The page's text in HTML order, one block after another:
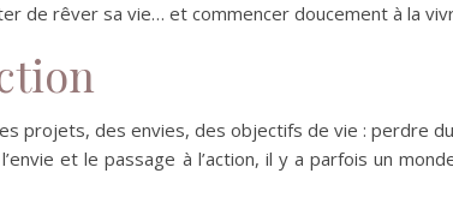
de rêver sa vie… et commencer doucement à la
projets, des envies, des objectifs de vie : perdre
et le passage à l’action, il y a parfois un